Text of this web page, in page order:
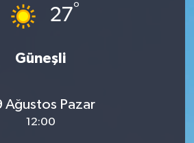
27°
Güneşli
Ağustos Pazar
12:00